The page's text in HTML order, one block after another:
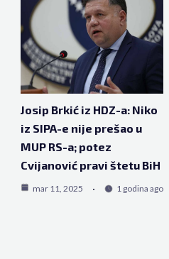
Josip Brkić iz HDZ-a: Niko
iz SIPA-e nije prešao u
MUP RS-a; potez
Cvijanović pravi štetu BiH
mar 11, 2025 1 godina ago